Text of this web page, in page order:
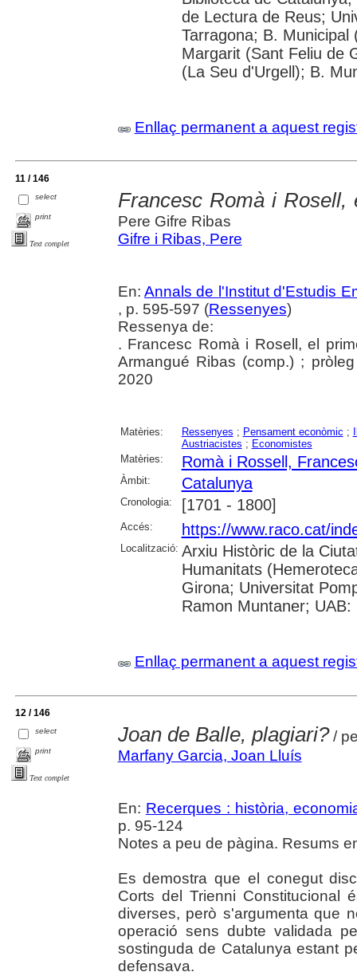
de Lectura de Reus;
Tarragona; B.
Margarit (Sant Feliu de
(La Seu d'Urgell); B.
Enllaç permanent a aquest
11 / 146
select
print
Text complet
Francesc Romà i Rosell,
Pere Gifre Ribas
Gifre i Ribas, Pere
En:Annals de l'Institut d'Estudis
, p. 595-597 (Ressenyes)
Ressenya de:
. Francesc Romà i Rosell, el
Armangué Ribas (comp.) ;
2020
Matèries: Ressenyes ; Pensament econòmic ;
Austriacistes ; Economistes
Matèries:
Romà i Rossell,
Àmbit: Catalunya
Cronologia: [1701 - 1800]
Accés: https://www.raco.cat/
Localització: Arxiu Històric de la
Humanitats
Girona; Universitat
Ramon Muntaner; UAB:
Enllaç permanent a aquest
12 / 146
select
print
Text complet
Joan de Balle, plagiari?/
Marfany Garcia, Joan Lluís
En: Recerques : història,
p. 95-124
Notes a peu de pàgina. Resums
Es demostra que el conegut
Corts del Trienni Constitucional
diverses, però s'argumenta que
operació sens dubte validada
sostinguda de Catalunya estant
defensava.